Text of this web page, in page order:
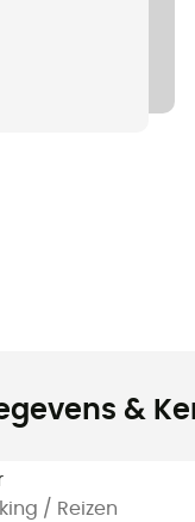
&
/ Reizen